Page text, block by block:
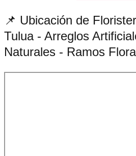
📌 Ubicación de
Tulua - Arreglos
Naturales - Ramos